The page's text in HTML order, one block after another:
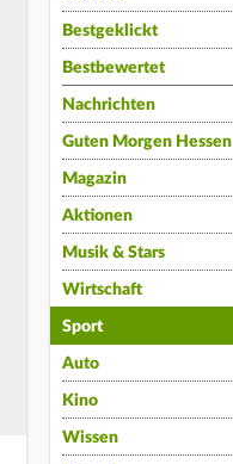
Bestgeklickt
Bestbewertet
Nachrichten
Guten Morgen Hessen
Magazin
Aktionen
Musik & Stars
Wirtschaft
Sport
Auto
Kino
Wissen